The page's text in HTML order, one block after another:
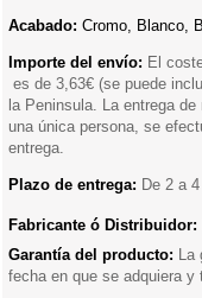
Acabado: Cromo, Blanco,
Importe del envío: El
es de 3,63€ (se puede
la Peninsula. La entrega
una única persona, se
entrega.
Plazo de entrega: De 2 a
Fabricante ó Distribuidor:
Garantía del producto: La
fecha en que se adquiera y